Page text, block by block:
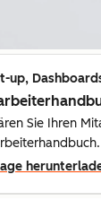
up,
Sie Ihren